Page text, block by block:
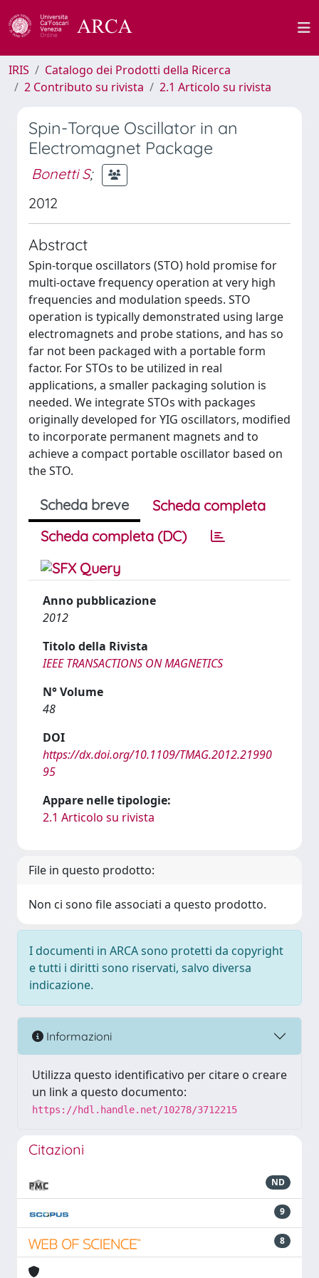
IRIS
Catalogo dei Prodotti della Ricerca
2 Contributo su rivista
2.1 Articolo su rivista
Spin-Torque Oscillator in an
Electromagnet Package
Bonetti S;
2012
Abstract
Spin-torque oscillators (STO) hold promise for
multi-octave frequency operation at very high
frequencies and modulation speeds. STO
operation is typically demonstrated using large
electromagnets and probe stations, and has so
far not been packaged with a portable form
factor. For STOs to be utilized in real
applications, a smaller packaging solution is
needed. We integrate STOs with packages
originally developed for YIG oscillators, modified
to incorporate permanent magnets and to
achieve a compact portable oscillator based on
the STO.
Scheda breve
Scheda completa
Scheda completa (DC)
Anno pubblicazione
2012
Titolo della Rivista
IEEE TRANSACTIONS ON MAGNETICS
N° Volume
48
DOI
https://dx.doi.org/10.1109/TMAG.2012.21990
95
Appare nelle tipologie:
2.1 Articolo su rivista
File in questo prodotto:
Non ci sono file associati a questo prodotto.
I documenti in ARCA sono protetti da copyright
e tutti i diritti sono riservati, salvo diversa
indicazione.
Informazioni
Utilizza questo identificativo per citare o creare
un link a questo documento:
https://hdl.handle.net/10278/3712215
Citazioni
ND
9
8